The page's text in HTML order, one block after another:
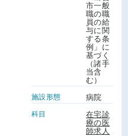
市一般
職の職
員の給
与に関
する条
例」に
基づく
（諸手
当含
む）
施設形態 病院
科目
在宅診
療の医
師求人